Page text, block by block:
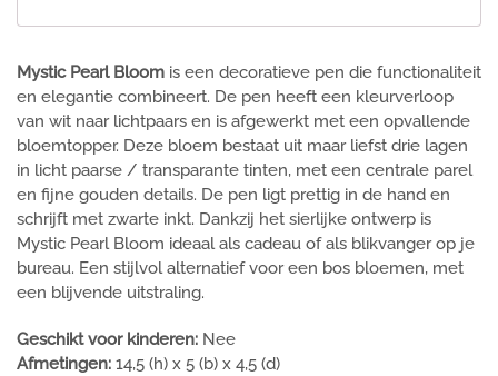
Mystic Pearl Bloom is een decoratieve pen die functionaliteit
en elegantie combineert. De pen heeft een kleurverloop
van wit naar lichtpaars en is afgewerkt met een opvallende
bloemtopper. Deze bloem bestaat uit maar liefst drie lagen
in licht paarse / transparante tinten, met een centrale parel
en fijne gouden details. De pen ligt prettig in de hand en
schrijft met zwarte inkt. Dankzij het sierlijke ontwerp is
Mystic Pearl Bloom ideaal als cadeau of als blikvanger op je
bureau. Een stijlvol alternatief voor een bos bloemen, met
een blijvende uitstraling.
Geschikt voor kinderen: Nee
Afmetingen: 14,5 (h) x 5 (b) x 4,5 (d)